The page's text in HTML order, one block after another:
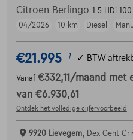
Citroen Berlingo 1.5 HDi
04/2026
10 km Diesel
€21.995 1 ✓ BTW
Vanaf €332,11 /maand met
van €6.930,61
Ontdek het volledige cijfervoorbeeld
9920 Lievegem, Dex Gent